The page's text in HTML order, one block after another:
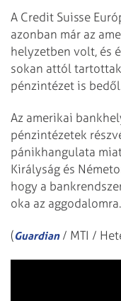
A Credit Suisse
azonban már az
helyzetben volt, és
sokan attól
pénzintézet is
Az amerikai
pénzintézetek
pánikhangulata
Királyság és
hogy a
oka az aggodalomra.
(Guardian/ MTI /